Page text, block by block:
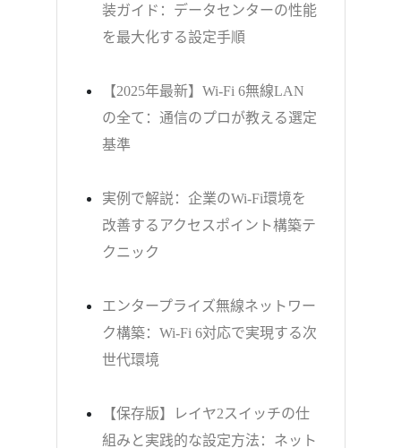
装ガイド：データセンターの性能
を最大化する設定手順
【2025年最新】Wi-Fi 6無線LAN
の全て：通信のプロが教える選定
基準
実例で解説：企業のWi-Fi環境を
改善するアクセスポイント構築テ
クニック
エンタープライズ無線ネットワー
ク構築：Wi-Fi 6対応で実現する次
世代環境
【保存版】レイヤ2スイッチの仕
組みと実践的な設定方法：ネット